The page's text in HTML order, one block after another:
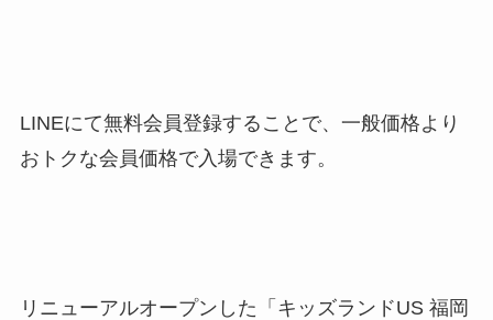
LINEにて無料会員登録することで、一般価格より
おトクな会員価格で入場できます。
リニューアルオープンした「キッズランドUS 福岡